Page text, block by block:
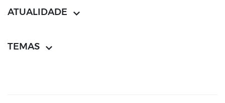
ATUALIDADE
TEMAS